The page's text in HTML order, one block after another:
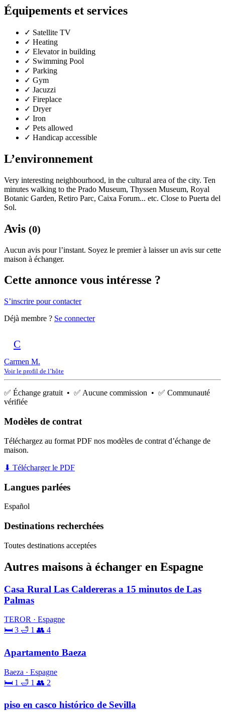
Équipements et services
✓ Satellite TV
✓ Heating
✓ Elevator in building
✓ Swimming Pool
✓ Parking
✓ Gym
✓ Jacuzzi
✓ Fireplace
✓ Dryer
✓ Iron
✓ Pets allowed
✓ Handicap accessible
L’environnement
Very interesting neighbourhood, in the cultural area of the city. Ten
minutes walking to the Prado Museum, Thyssen Museum, Royal
Botanic Garden, Retiro Parc, Caixa Forum... etc. Close to Puerta del
Sol.
Avis (0)
Aucun avis pour l’instant. Soyez le premier à laisser un avis sur cette
maison à échanger.
Cette annonce vous intéresse ?
S’inscrire pour contacter
Déjà membre ? Se connecter
C
Carmen M.
Voir le profil de l’hôte
✅ Échange gratuit • ✅ Aucune commission • ✅ Communauté
vérifiée
Modèles de contrat
Téléchargez au format PDF nos modèles de contrat d’échange de
maison.
⬇ Télécharger le PDF
Langues parlées
Español
Destinations recherchées
Toutes destinations acceptées
Autres maisons à échanger en Espagne
Casa Rural Las Caldereras a 15 minutos de Las
Palmas
TEROR · Espagne
🛏 3 🛁 1 👥 4
Apartamento Baeza
Baeza · Espagne
🛏 1 🛁 1 👥 2
piso en casco histórico de Sevilla